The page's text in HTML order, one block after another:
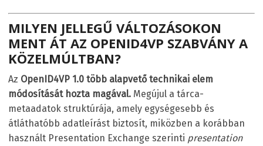
MILYEN JELLEGŰ VÁLTOZÁSOKON
MENT ÁT AZ OPENID4VP SZABVÁNY A
KÖZELMÚLTBAN?
Az OpenID4VP 1.0 több alapvető technikai elem
módosítását hozta magával. Megújul a tárca-
metaadatok struktúrája, amely egységesebb és
átláthatóbb adatleírást biztosít, miközben a korábban
használt Presentation Exchange szerinti presentation